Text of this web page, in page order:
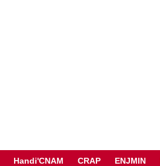
Handi'CNAM CRAP ENJMIN